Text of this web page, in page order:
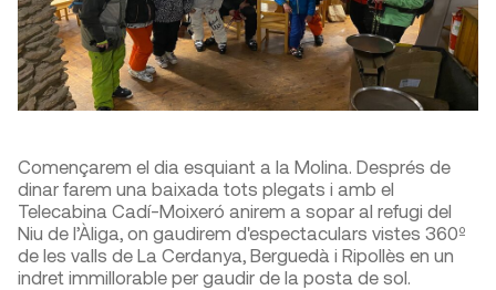
Començarem el dia esquiant a la Molina. Després de
dinar farem una baixada tots plegats i amb el
Telecabina Cadí-Moixeró anirem a sopar al refugi del
Niu de l’Àliga, on gaudirem d'espectaculars vistes 360º
de les valls de La Cerdanya, Berguedà i Ripollès en un
indret immillorable per gaudir de la posta de sol.